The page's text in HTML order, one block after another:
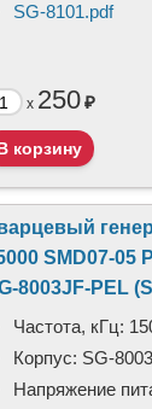
SG-8101.pdf
x 250₽
SMD07-05
8003JF-PEL
Частота, кГц:
Корпус: SG-
Напряжение